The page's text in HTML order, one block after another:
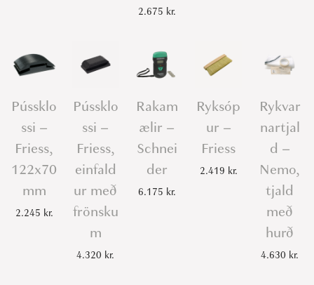
2.675 kr.
Pússklo
ssi –
Friess,
122x70
mm
2.245 kr.
Pússklo
ssi –
Friess,
einfald
ur með
frönsku
m
4.320 kr.
Rakam
ælir –
Schnei
der
6.175 kr.
Ryksóp
ur –
Friess
2.419 kr.
Rykvar
nartjal
d –
Nemo,
tjald
með
hurð
4.630 kr.